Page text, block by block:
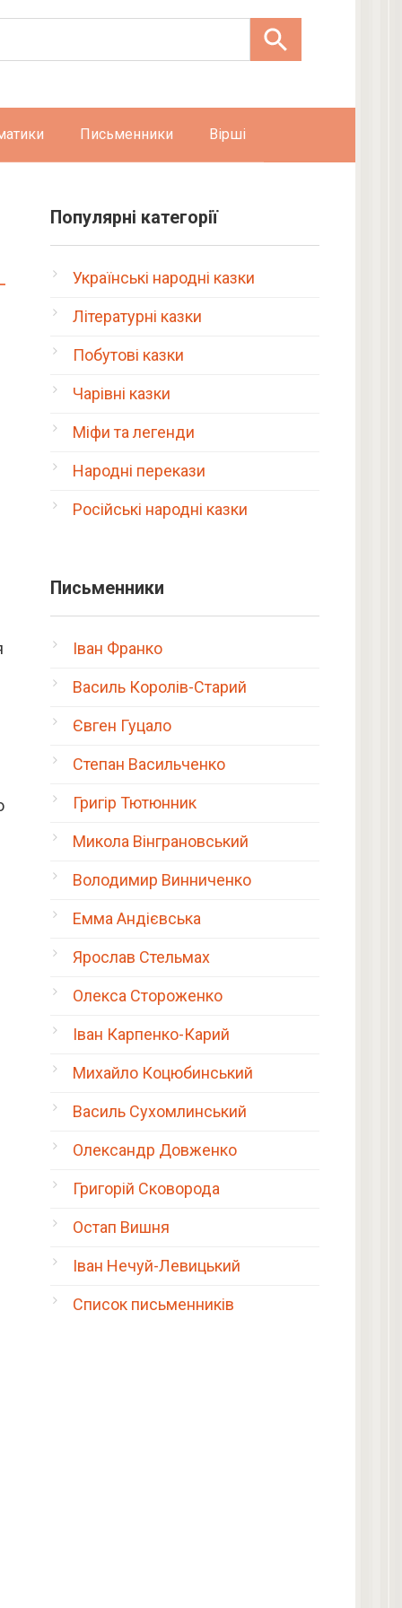
Письменники Вірші
Популярні категорії
Українські народні казки
Літературні казки
Побутові казки
Чарівні казки
Міфи та легенди
Народні перекази
Російські народні казки
Письменники
Іван Франко
Василь Королів-Старий
Євген Гуцало
Степан Васильченко
Григір Тютюнник
Микола Вінграновський
Володимир Винниченко
Емма Андієвська
Ярослав Стельмах
Олекса Стороженко
Іван Карпенко-Карий
Михайло Коцюбинський
Василь Сухомлинський
Олександр Довженко
Григорій Сковорода
Остап Вишня
Іван Нечуй-Левицький
Список письменників